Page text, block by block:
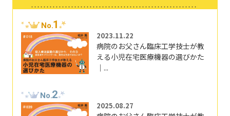
No.1
2023.11.22
病院のお父さん臨床工学技士が教
える小児在宅医療機器の選びかた
｜...
No.2
2025.08.27